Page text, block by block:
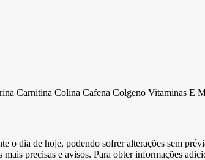
Carnitina Colina Cafena Colgeno Vitaminas E
o dia de hoje, podendo sofrer alterações sem
precisas e avisos. Para obter informações